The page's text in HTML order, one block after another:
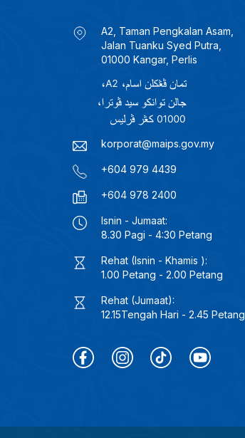
A2, Taman Pengkalan Asam,
Jalan Tuanku Syed Putra,
01000 Kangar, Perlis
korporat@maips.gov.my
+604 979 4439
+604 978 2400
Isnin - Jumaat:
8.30 Pagi - 4:30 Petang
Rehat (Isnin - Khamis ):
1.00 Petang - 2.00 Petang
Rehat (Jumaat):
12.15Tengah Hari - 2.45 Petang